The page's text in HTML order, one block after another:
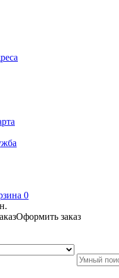
0
Оформить заказ